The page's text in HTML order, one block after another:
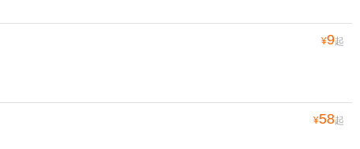
¥9起
¥58起